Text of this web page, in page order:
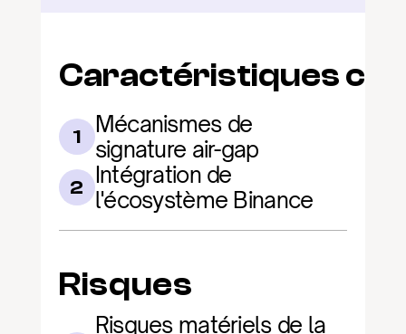
Caractéristiques
1
Mécanismes de
signature air-gap
2 Intégration de
l'écosystème Binance
Risques
Risques matériels de la